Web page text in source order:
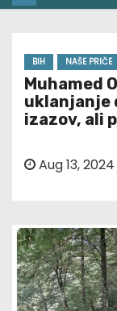
BIH NAŠE PRIČE
Muhamed
uklanjanje
izazov, ali
Aug 13, 2024